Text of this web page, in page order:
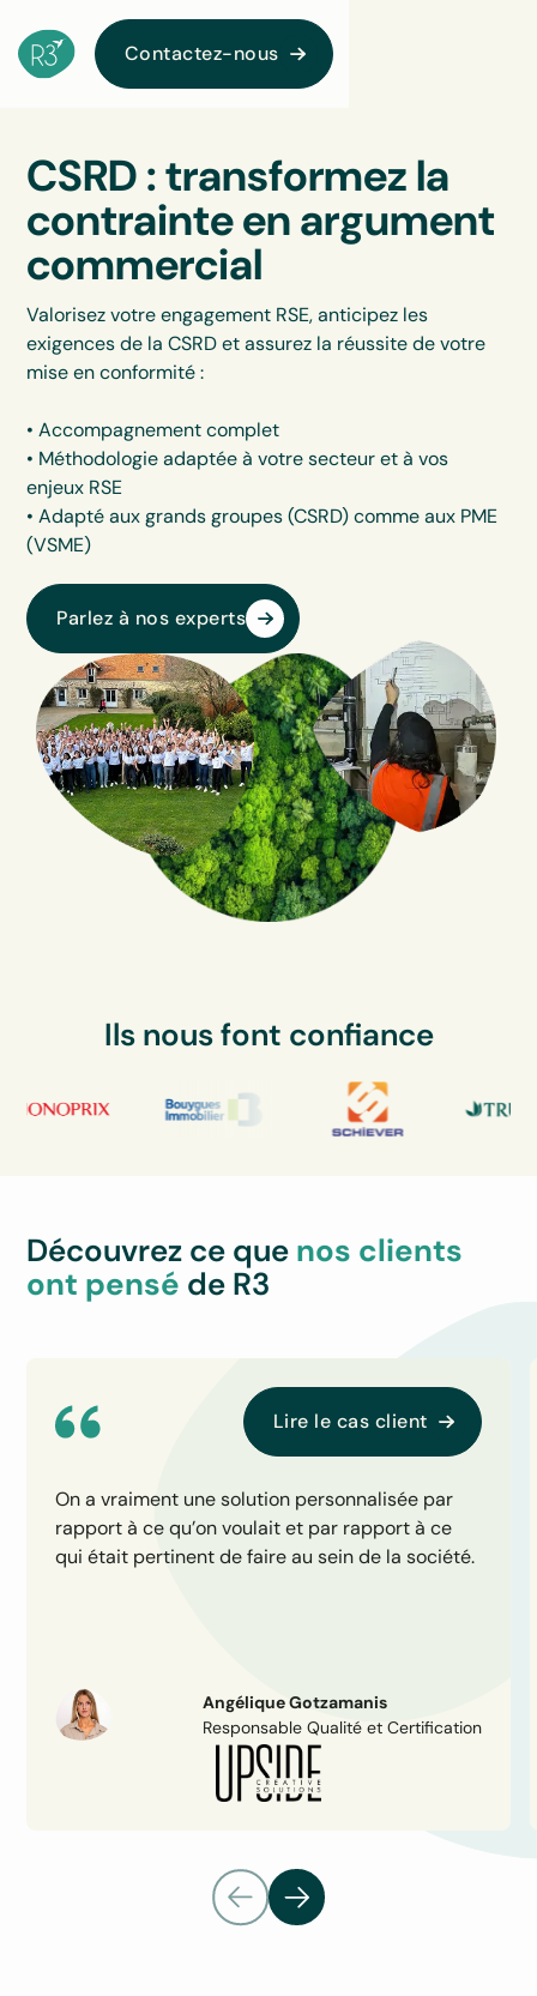
Contactez-nous
CSRD : transformez la
contrainte en argument
commercial
Valorisez votre engagement RSE, anticipez les
exigences de la CSRD et assurez la réussite de votre
mise en conformité :
• Accompagnement complet
• Méthodologie adaptée à votre secteur et à vos
enjeux RSE
• Adapté aux grands groupes (CSRD) comme aux PME
(VSME)
Parlez à nos experts
Ils nous font confiance
Découvrez ce que nos clients
ont pensé de R3
Lire le cas client
On a vraiment une solution personnalisée par
rapport à ce qu’on voulait et par rapport à ce
qui était pertinent de faire au sein de la société.
Angélique Gotzamanis
Responsable Qualité et Certification